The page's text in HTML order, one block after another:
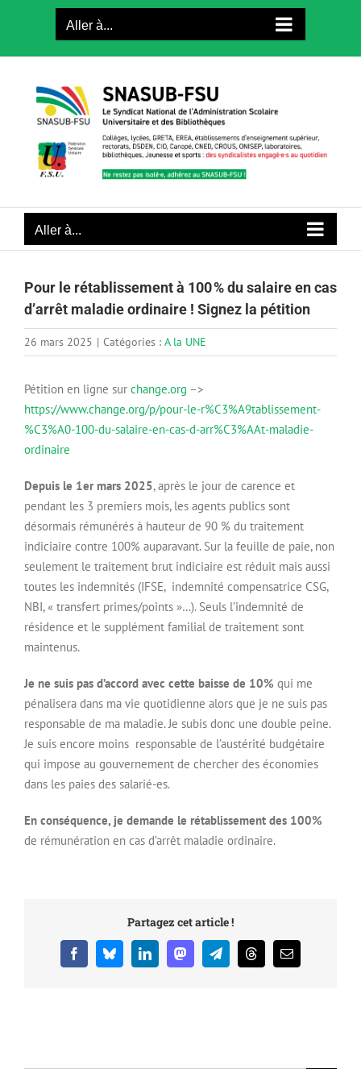
Aller à...
Aller à...
Pour le rétablissement à 100 % du salaire en cas
d’arrêt maladie ordinaire ! Signez la pétition
26 mars 2025 | Catégories : A la UNE
Pétition en ligne sur change.org –>
https://www.change.org/p/pour-le-r%C3%A9tablissement-
%C3%A0-100-du-salaire-en-cas-d-arr%C3%AAt-maladie-
ordinaire
Depuis le 1er mars 2025, après le jour de carence et
pendant les 3 premiers mois, les agents publics sont
désormais rémunérés à hauteur de 90 % du traitement
indiciaire contre 100% auparavant. Sur la feuille de paie, non
seulement le traitement brut indiciaire est réduit mais aussi
toutes les indemnités (IFSE, indemnité compensatrice CSG,
NBI, « transfert primes/points »…). Seuls l’indemnité de
résidence et le supplément familial de traitement sont
maintenus.
Je ne suis pas d’accord avec cette baisse de 10% qui me
pénalisera dans ma vie quotidienne alors que je ne suis pas
responsable de ma maladie. Je subis donc une double peine.
Je suis encore moins responsable de l’austérité budgétaire
qui impose au gouvernement de chercher des économies
dans les paies des salarié-es.
En conséquence, je demande le rétablissement des 100%
de rémunération en cas d’arrêt maladie ordinaire.
Partagez cet article !
FacebookBlueskyLinkedInMastodonTelegramThreadsEmail